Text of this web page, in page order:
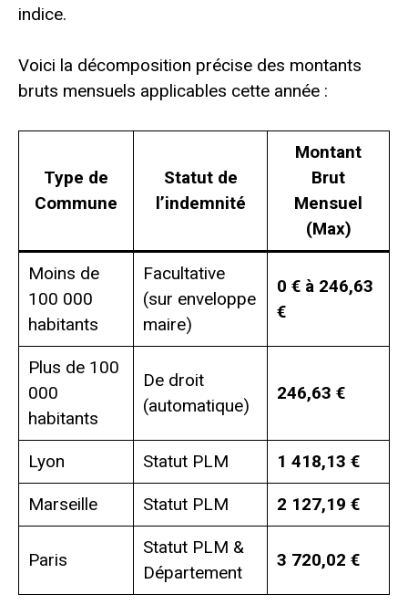
indice.
Voici la décomposition précise des montants
bruts mensuels applicables cette année :
Type de
Commune
Statut de
l’indemnité
Montant
Brut
Mensuel
(Max)
Moins de
100 000
habitants
Facultative
(sur enveloppe
maire)
0 € à 246,63
€
Plus de 100
000
habitants
De droit
(automatique)
246,63 €
Lyon Statut PLM 1 418,13 €
Marseille Statut PLM 2 127,19 €
Paris
Statut PLM &
Département
3 720,02 €